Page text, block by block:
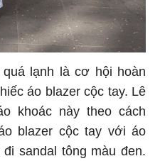
lạnh là cơ hội hoàn
áo blazer cộc tay. Lê
khoác này theo cách
blazer cộc tay với áo
sandal tông màu đen.